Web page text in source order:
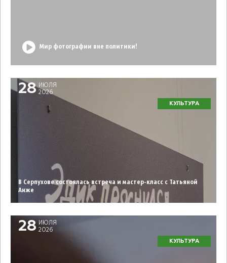
Мир фотографии вне политики!
28 ИЮЛЯ
2026
КУЛЬТУРА
В Серпухове состоялась встреча и мастер-класс с Татьяной
Анже
28 ИЮЛЯ
2026
КУЛЬТУРА